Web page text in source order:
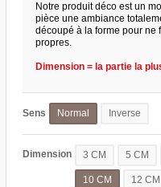
Notre produit déco est un
pièce une ambiance
découpé à la forme pour ne
propres.
Dimension = la partie la
Sens Normal Inverse
Dimension 3 CM 5 CM
10 CM 12 CM